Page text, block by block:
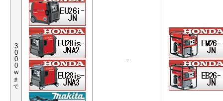
3
0
0
0
W
ま
で
-